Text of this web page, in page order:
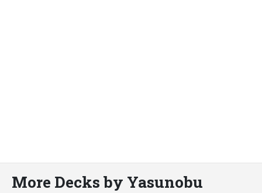
More Decks by Yasunobu